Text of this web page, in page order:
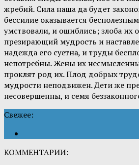
жребий. Сила наша да будет
бессилие оказывается
умствовали, и ошиблись; злоба их
презирающий мудрость и
надежда его суетна, и труды
непотребны. Жены их
проклят род их. Плод добрых
мудрости неподвижен. Дети же
несовершенны, и семя
Свежее:
КОММЕНТАРИИ: